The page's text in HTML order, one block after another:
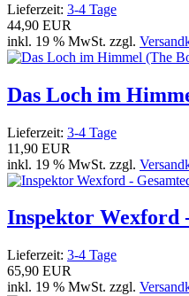
Lieferzeit: 3-4 Tage
44,90 EUR
inkl. 19 % MwSt. zzgl.
Das Loch im
Lieferzeit: 3-4 Tage
11,90 EUR
inkl. 19 % MwSt. zzgl.
Inspektor Wexford
Lieferzeit: 3-4 Tage
65,90 EUR
inkl. 19 % MwSt. zzgl.